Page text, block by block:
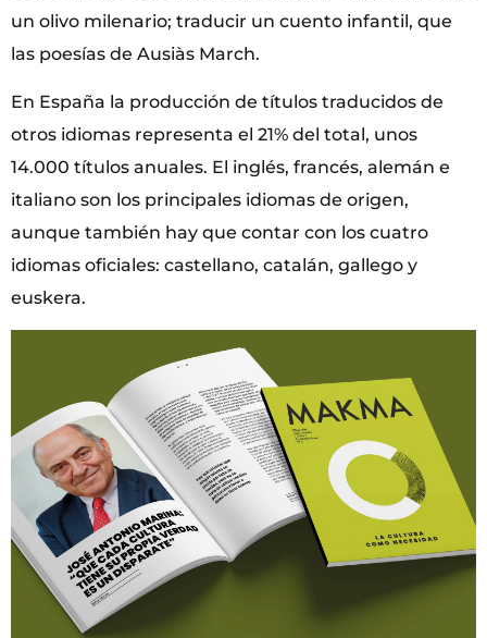
un olivo milenario; traducir un cuento infantil, que
las poesías de Ausiàs March.
En España la producción de títulos traducidos de
otros idiomas representa el 21% del total, unos
14.000 títulos anuales. El inglés, francés, alemán e
italiano son los principales idiomas de origen,
aunque también hay que contar con los cuatro
idiomas oficiales: castellano, catalán, gallego y
euskera.